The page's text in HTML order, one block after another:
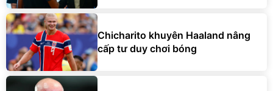
Chicharito khuyên Haaland nâng
cấp tư duy chơi bóng